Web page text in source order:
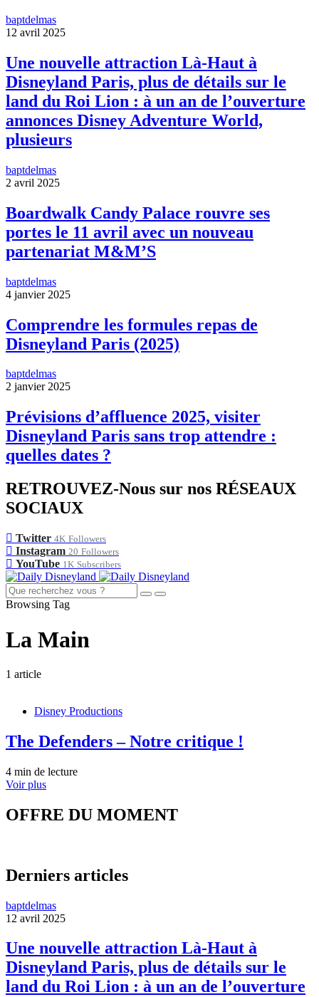
baptdelmas
12 avril 2025
Une nouvelle attraction Là-Haut à
Disneyland Paris, plus de détails sur le
land du Roi Lion : à un an de l’ouverture
annonces Disney Adventure World,
plusieurs
baptdelmas
2 avril 2025
Boardwalk Candy Palace rouvre ses
portes le 11 avril avec un nouveau
partenariat M&M’S
baptdelmas
4 janvier 2025
Comprendre les formules repas de
Disneyland Paris (2025)
baptdelmas
2 janvier 2025
Prévisions d’affluence 2025, visiter
Disneyland Paris sans trop attendre :
quelles dates ?
RETROUVEZ-Nous sur nos RÉSEAUX
SOCIAUX
Twitter 4K Followers
Instagram 20 Followers
YouTube 1K Subscribers
Browsing Tag
La Main
1 article
Disney Productions
The Defenders – Notre critique !
4 min de lecture
Voir plus
OFFRE DU MOMENT
Derniers articles
baptdelmas
12 avril 2025
Une nouvelle attraction Là-Haut à
Disneyland Paris, plus de détails sur le
land du Roi Lion : à un an de l’ouverture